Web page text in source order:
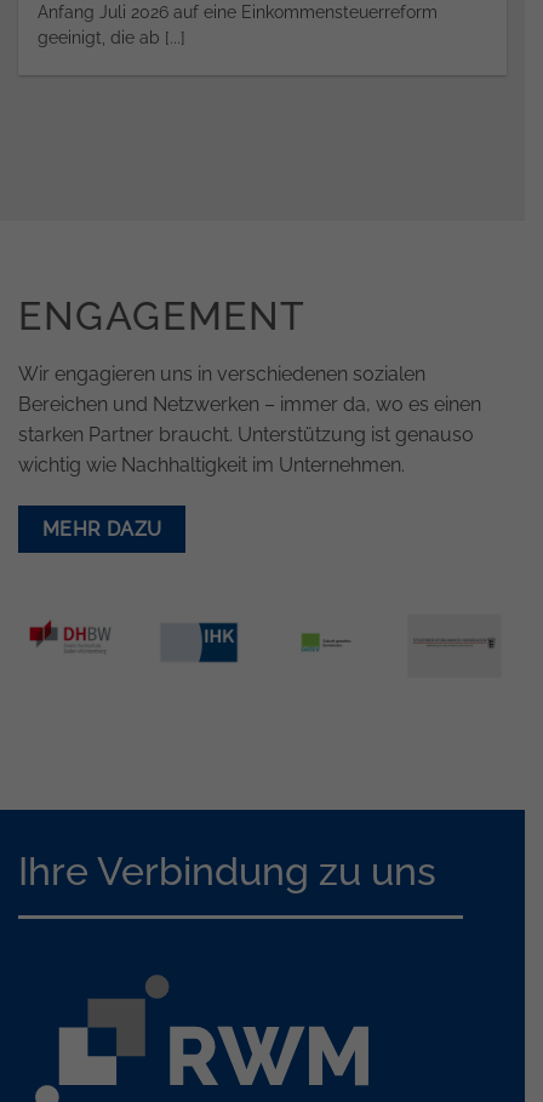
Anfang Juli 2026 auf eine Einkommensteuerreform
geeinigt, die ab [...]
ENGAGEMENT
Wir engagieren uns in verschiedenen sozialen
Bereichen und Netzwerken – immer da, wo es einen
starken Partner braucht. Unterstützung ist genauso
wichtig wie Nachhaltigkeit im Unternehmen.
MEHR DAZU
Ihre Verbindung zu uns